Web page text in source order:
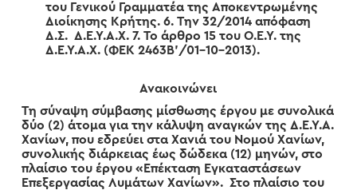
του Γενικού Γραμματέα της Αποκεντρωμένης
Διοίκησης Κρήτης. 6. Την 32/2014 απόφαση
Δ.Σ. Δ.Ε.Υ.Α.Χ. 7. Το άρθρο 15 του Ο.Ε.Υ. της
Δ.Ε.Υ.Α.Χ. (ΦΕΚ 2463Β’/01-10-2013).
Ανακοινώνει
Τη σύναψη σύμβασης μίσθωσης έργου με συνολικά
δύο (2) άτομα για την κάλυψη αναγκών της Δ.Ε.Υ.Α.
Χανίων, που εδρεύει στα Χανιά του Νομού Χανίων,
συνολικής διάρκειας έως δώδεκα (12) μηνών, στο
πλαίσιο του έργου «Επέκταση Εγκαταστάσεων
Επεξεργασίας Λυμάτων Χανίων». Στο πλαίσιο του